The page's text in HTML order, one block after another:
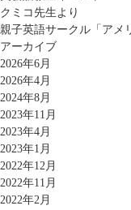
クミコ先生より
親子英語サークル「アメ
アーカイブ
2026年6月
2026年4月
2024年8月
2023年11月
2023年4月
2023年1月
2022年12月
2022年11月
2022年2月